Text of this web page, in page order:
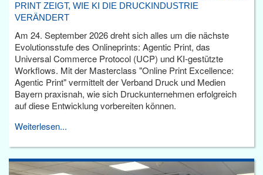
PRINT ZEIGT, WIE KI DIE DRUCKINDUSTRIE
VERÄNDERT
Am 24. September 2026 dreht sich alles um die nächste
Evolutionsstufe des Onlineprints: Agentic Print, das
Universal Commerce Protocol (UCP) und KI-gestützte
Workflows. Mit der Masterclass "Online Print Excellence:
Agentic Print" vermittelt der Verband Druck und Medien
Bayern praxisnah, wie sich Druckunternehmen erfolgreich
auf diese Entwicklung vorbereiten können.
Weiterlesen...